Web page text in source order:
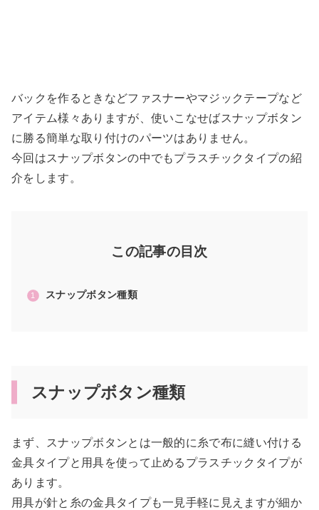
バックを作るときなどファスナーやマジックテープなど
アイテム様々ありますが、使いこなせばスナップボタン
に勝る簡単な取り付けのパーツはありません。
今回はスナップボタンの中でもプラスチックタイプの紹
介をします。
この記事の目次
スナップボタン種類
スナップボタン種類
まず、スナップボタンとは一般的に糸で布に縫い付ける
金具タイプと用具を使って止めるプラスチックタイプが
あります。
用具が針と糸の金具タイプも一見手軽に見えますが細か